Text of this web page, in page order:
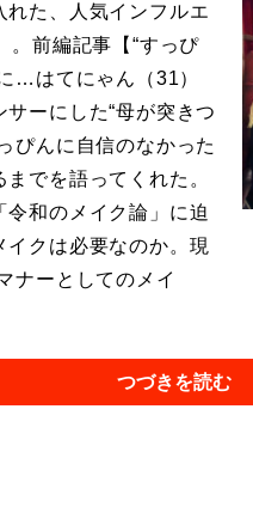
れた、人気インフルエ
。前編記事【“すっぴ
…はてにゃん（31）
ーにした“母が突きつ
ぴんに自信のなかった
でを語ってくれた。
和のメイク論」に迫
イクは必要なのか。現
ナーとしてのメイ
つづきを読む